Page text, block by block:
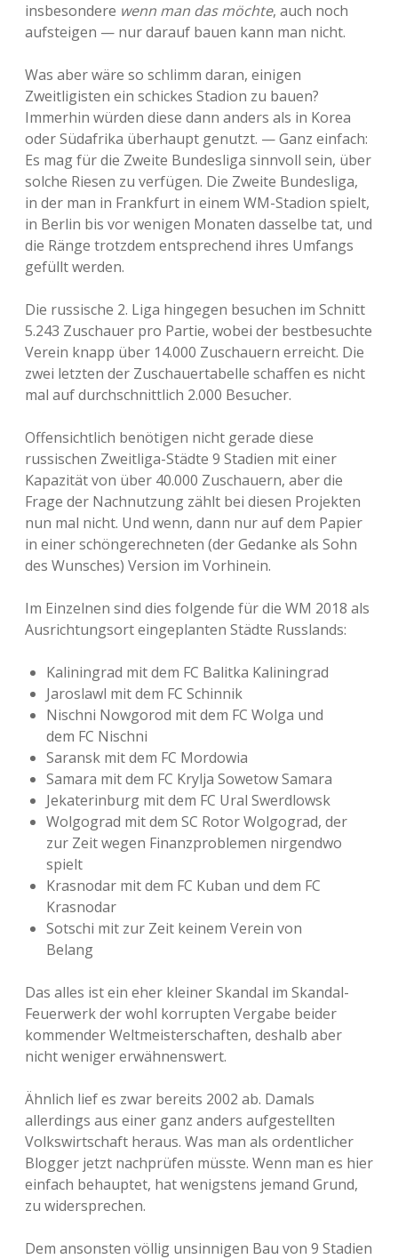
insbesondere wenn man das möchte, auch noch
aufsteigen — nur darauf bauen kann man nicht.
Was aber wäre so schlimm daran, einigen
Zweitligisten ein schickes Stadion zu bauen?
Immerhin würden diese dann anders als in Korea
oder Südafrika überhaupt genutzt. — Ganz einfach:
Es mag für die Zweite Bundesliga sinnvoll sein, über
solche Riesen zu verfügen. Die Zweite Bundesliga,
in der man in Frankfurt in einem WM-Stadion spielt,
in Berlin bis vor wenigen Monaten dasselbe tat, und
die Ränge trotzdem entsprechend ihres Umfangs
gefüllt werden.
Die russische 2. Liga hingegen besuchen im Schnitt
5.243 Zuschauer pro Partie, wobei der bestbesuchte
Verein knapp über 14.000 Zuschauern erreicht. Die
zwei letzten der Zuschauertabelle schaffen es nicht
mal auf durchschnittlich 2.000 Besucher.
Offensichtlich benötigen nicht gerade diese
russischen Zweitliga-Städte 9 Stadien mit einer
Kapazität von über 40.000 Zuschauern, aber die
Frage der Nachnutzung zählt bei diesen Projekten
nun mal nicht. Und wenn, dann nur auf dem Papier
in einer schöngerechneten (der Gedanke als Sohn
des Wunsches) Version im Vorhinein.
Im Einzelnen sind dies folgende für die WM 2018 als
Ausrichtungsort eingeplanten Städte Russlands:
Kaliningrad mit dem FC Balitka Kaliningrad
Jaroslawl mit dem FC Schinnik
Nischni Nowgorod mit dem FC Wolga und
dem FC Nischni
Saransk mit dem FC Mordowia
Samara mit dem FC Krylja Sowetow Samara
Jekaterinburg mit dem FC Ural Swerdlowsk
Wolgograd mit dem SC Rotor Wolgograd, der
zur Zeit wegen Finanzproblemen nirgendwo
spielt
Krasnodar mit dem FC Kuban und dem FC
Krasnodar
Sotschi mit zur Zeit keinem Verein von
Belang
Das alles ist ein eher kleiner Skandal im Skandal-
Feuerwerk der wohl korrupten Vergabe beider
kommender Weltmeisterschaften, deshalb aber
nicht weniger erwähnenswert.
Ähnlich lief es zwar bereits 2002 ab. Damals
allerdings aus einer ganz anders aufgestellten
Volkswirtschaft heraus. Was man als ordentlicher
Blogger jetzt nachprüfen müsste. Wenn man es hier
einfach behauptet, hat wenigstens jemand Grund,
zu widersprechen.
Dem ansonsten völlig unsinnigen Bau von 9 Stadien